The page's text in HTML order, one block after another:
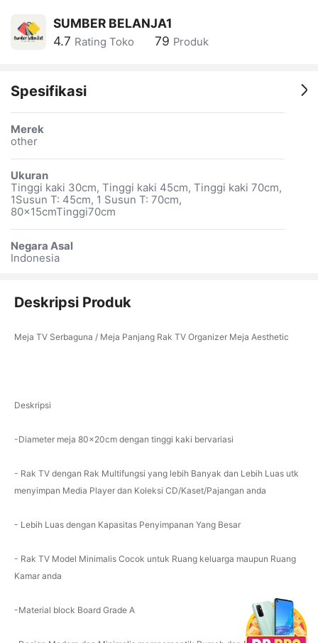
SUMBER BELANJA1
4.7 Rating Toko 79 Produk
Spesifikasi
Merek
other
Ukuran
Tinggi kaki 30cm, Tinggi kaki 45cm, Tinggi kaki 70cm,
1Susun T: 45cm, 1 Susun T: 70cm,
80x15cmTinggi70cm
Negara Asal
Indonesia
Deskripsi Produk
Meja TV Serbaguna / Meja Panjang Rak TV Organizer Meja Aesthetic
Deskripsi
-Diameter meja 80x20cm dengan tinggi kaki bervariasi
- Rak TV dengan Rak Multifungsi yang lebih Banyak dan Lebih Luas utk
menyimpan Media Player dan Koleksi CD/Kaset/Pajangan anda
- Lebih Luas dengan Kapasitas Penyimpanan Yang Besar
- Rak TV Model Minimalis Cocok untuk Ruang keluarga maupun Ruang
Kamar anda
-Material block Board Grade A